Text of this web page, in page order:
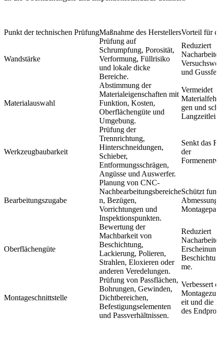
Punkt der technischen PrüfungMaßnahme des HerstellersVorteil für
Wandstärke
Prüfung auf
Schrumpfung, Porosität,
Verformung, Füllrisiko
und lokale dicke
Bereiche.
Reduziert
und
Materialauswahl
Abstimmung der
Materialeigenschaften mit
Funktion, Kosten,
Oberflächengüte und
Umgebung.
Vermeidet
gen und
Werkzeugbaubarkeit
Prüfung der
Trennrichtung,
Hinterschneidungen,
Schieber,
Entformungsschrägen,
Angüsse und Auswerfer.
Senkt das
der
Bearbeitungszugabe
Planung von CNC-
Nachbearbeitungsbereiche
n, Bezügen,
Vorrichtungen und
Inspektionspunkten.
Schützt
Oberflächengüte
Bewertung der
Machbarkeit von
Beschichtung,
Lackierung, Polieren,
Strahlen, Eloxieren oder
anderen Veredelungen.
Reduziert
me.
Montageschnittstelle
Prüfung von Passflächen,
Bohrungen, Gewinden,
Dichtbereichen,
Befestigungselementen
und Passverhältnissen.
Verbessert
eit und die
des